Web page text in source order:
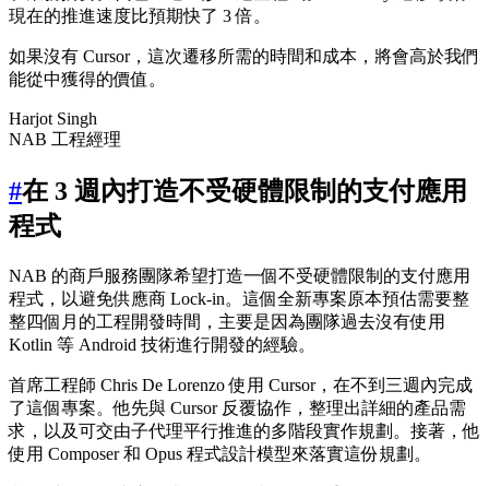
現在的推進速度比預期快了 3 倍。
如果沒有 Cursor，這次遷移所需的時間和成本，將會高於我們
能從中獲得的價值。
Harjot Singh
NAB 工程經理
#在 3 週內打造不受硬體限制的支付應用
程式
NAB 的商戶服務團隊希望打造一個不受硬體限制的支付應用
程式，以避免供應商 Lock-in。這個全新專案原本預估需要整
整四個月的工程開發時間，主要是因為團隊過去沒有使用
Kotlin 等 Android 技術進行開發的經驗。
首席工程師 Chris De Lorenzo 使用 Cursor，在不到三週內完成
了這個專案。他先與 Cursor 反覆協作，整理出詳細的產品需
求，以及可交由子代理平行推進的多階段實作規劃。接著，他
使用 Composer 和 Opus 程式設計模型來落實這份規劃。